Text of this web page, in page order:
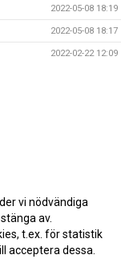
2022-05-08 18:19
2022-05-08 18:17
2022-02-22 12:09
vi nödvändiga
av.
t.ex. för statistik
acceptera dessa.